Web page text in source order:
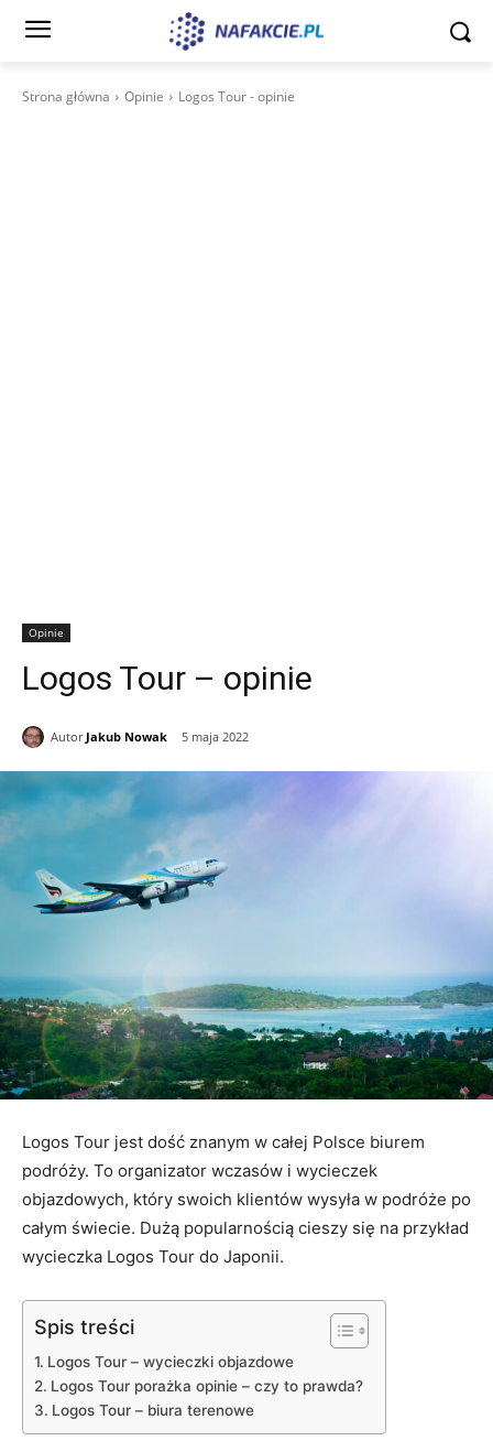
Strona główna Opinie Logos Tour - opinie
Opinie
Logos Tour – opinie
Autor Jakub Nowak 5 maja 2022
Logos Tour jest dość znanym w całej Polsce biurem
podróży. To organizator wczasów i wycieczek
objazdowych, który swoich klientów wysyła w podróże po
całym świecie. Dużą popularnością cieszy się na przykład
wycieczka Logos Tour do Japonii.
Spis treści
Logos Tour – wycieczki objazdowe
Logos Tour porażka opinie – czy to prawda?
Logos Tour – biura terenowe